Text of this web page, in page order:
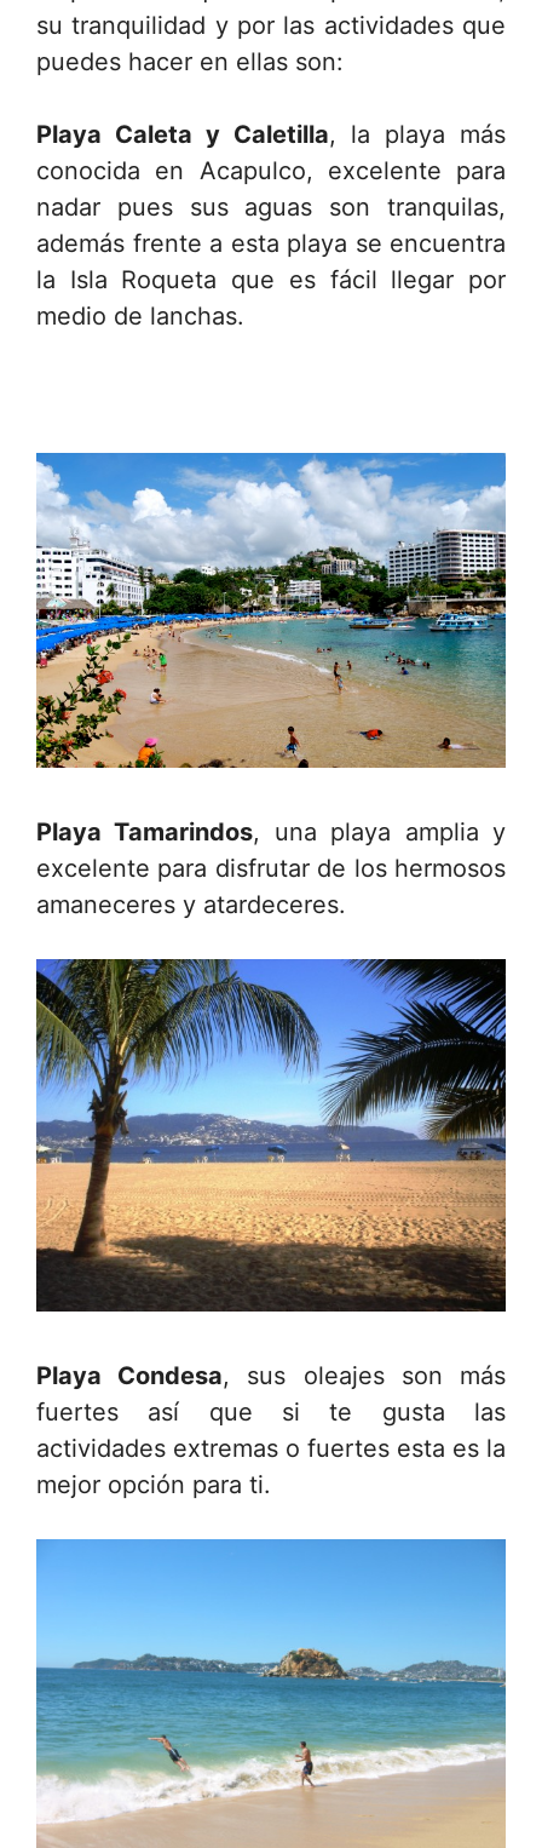
su tranquilidad y por las actividades que
puedes hacer en ellas son:
Playa Caleta y Caletilla, la playa más
conocida en Acapulco, excelente para
nadar pues sus aguas son tranquilas,
además frente a esta playa se encuentra
la Isla Roqueta que es fácil llegar por
medio de lanchas.
Playa Tamarindos, una playa amplia y
excelente para disfrutar de los hermosos
amaneceres y atardeceres.
Playa Condesa, sus oleajes son más
fuertes así que si te gusta las
actividades extremas o fuertes esta es la
mejor opción para ti.